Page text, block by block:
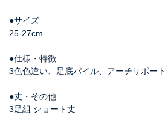
●サイズ
25-27cm
●仕様・特徴
3色色違い、足底パイル、アーチサポート
●丈・その他
3足組 ショート丈